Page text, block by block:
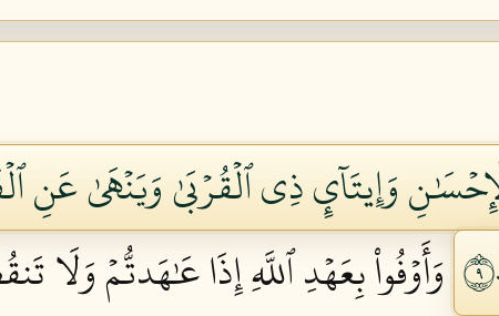
وَإِيتَآيِٕ ذِي ٱلۡقُرۡبَىٰ وَيَنۡهَىٰ عَنِ
وَأَوۡفُواْ بِعَهۡدِ ٱللَّهِ إِذَا عَٰهَدتُّمۡ وَلَا